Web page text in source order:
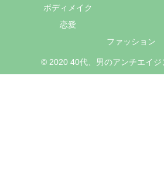
ボディメイク
恋愛
ファッション
© 2020 40代、男のアンチエイジ